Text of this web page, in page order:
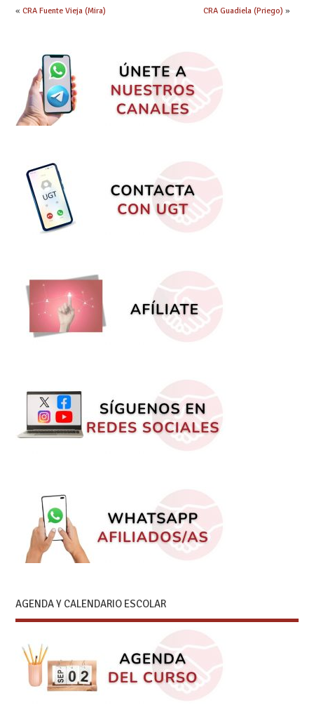
« CRA Fuente Vieja (Mira) CRA Guadiela (Priego) »
AGENDA Y CALENDARIO ESCOLAR